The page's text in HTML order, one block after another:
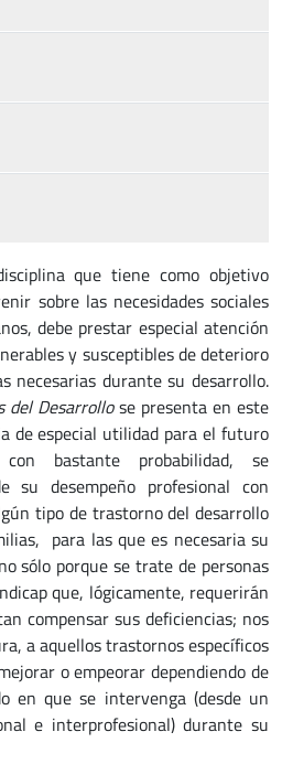
que tiene como objetivo
sobre las necesidades sociales
debe prestar especial atención
y susceptibles de deterioro
necesarias durante su desarrollo.
del Desarrollose presenta en este
de especial utilidad para el futuro
bastante probabilidad, se
desempeño profesional con
tipo de trastorno del desarrollo
para las que es necesaria su
sólo porque se trate de personas
que, lógicamente, requerirán
compensar sus deficiencias; nos
a aquellos trastornos específicos
o empeorar dependiendo de
en que se intervenga (desde un
e interprofesional) durante su